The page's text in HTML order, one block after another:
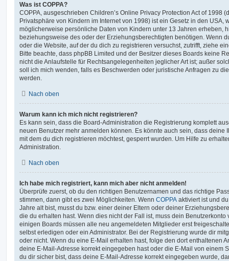
Was ist COPPA?
COPPA, ausgeschrieben Children’s Online Privacy Protection Act of 1998
Privatsphäre von Kindern im Internet von 1998) ist ein Gesetz in den USA,
möglicherweise persönliche Daten von Kindern unter 13 Jahren erheben,
beziehungsweise des oder der Erziehungsberechtigten benötigen. Wenn
oder die Website, auf der du dich zu registrieren versuchst, zutrifft, ziehe
Bitte beachte, dass phpBB Limited und der Besitzer dieses Boards keine
nicht die Anlaufstelle für Rechtsangelegenheiten jeglicher Art ist; außer
soll ich mich wenden, falls es Beschwerden oder juristische Anfragen zu
werden.
Nach oben
Warum kann ich mich nicht registrieren?
Es kann sein, dass die Board-Administration die Registrierung komplett
neuen Benutzer mehr anmelden können. Es könnte auch sein, dass deine
mit dem du dich registrieren möchtest, gesperrt wurden. Um Hilfe zu
Administration.
Nach oben
Ich habe mich registriert, kann mich aber nicht anmelden!
Überprüfe zuerst, ob du den richtigen Benutzernamen und das richtige
stimmen, dann gibt es zwei Möglichkeiten. Wenn COPPA aktiviert ist und
Jahre alt bist, musst du bzw. einer deiner Eltern oder deiner
die du erhalten hast. Wenn dies nicht der Fall ist, muss dein
einigen Boards müssen alle neu angemeldeten Mitglieder erst
selbst erledigen oder ein Administrator. Bei der Registrierung wurde dir
oder nicht. Wenn du eine E-Mail erhalten hast, folge den dort enthaltenen
deine E-Mail-Adresse korrekt eingegeben hast oder die E-Mail von einem
du dir sicher bist, dass deine E-Mail-Adresse korrekt eingegeben wurde,